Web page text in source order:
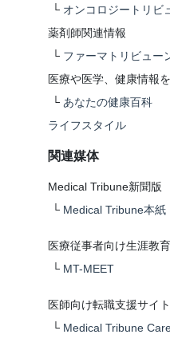
└ オンコロジートリビ
薬剤師関連情報
└ ファーマトリビュー
医療や医学、健康情報
└ あなたの健康百科
ライフスタイル
関連媒体
Medical Tribune新聞版
└ Medical Tribune本紙
医療従事者向け生涯教
└ MT-MEET
医師向け転職支援サイト
└ Medical Tribune